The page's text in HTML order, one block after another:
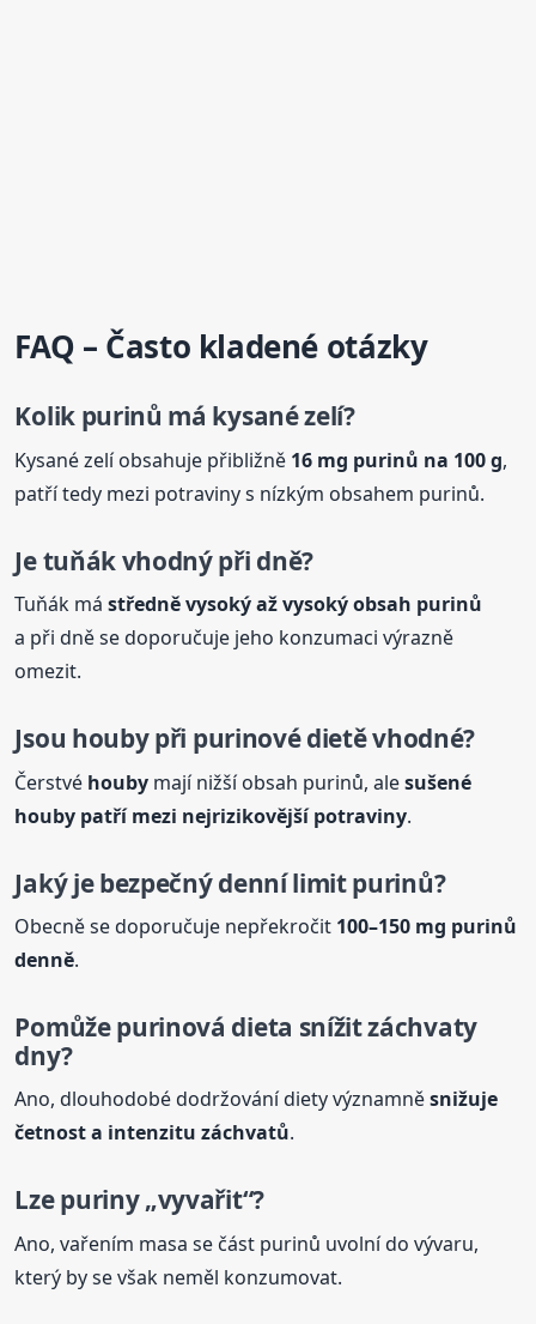
FAQ – Často kladené otázky
Kolikpurinů má kysané zelí?
Kysané zelí obsahuje přibližně 16 mg purinů na 100 g,
patří tedy mezi potraviny s nízkým obsahem purinů.
Je tuňák vhodný při dně?
Tuňák mástředně vysoký až vysoký obsah purinů
a při dně se doporučuje jeho konzumaci výrazně
omezit.
Jsou houbypři purinové dietě vhodné?
Čerstvé houby mají nižší obsah purinů, alesušené
houby patří mezi nejrizikovější potraviny.
Jaký je bezpečný denní limit purinů?
Obecně se doporučuje nepřekročit 100–150 mg purinů
denně.
Pomůže purinová dieta snížit záchvaty
dny?
Ano, dlouhodobé dodržování diety významněsnižuje
četnost a intenzitu záchvatů.
Lze puriny „vyvařit“?
Ano, vařením masa se část purinů uvolní do vývaru,
který by se však neměl konzumovat.